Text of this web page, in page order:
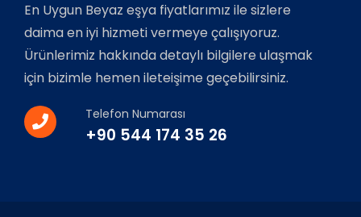
En Uygun Beyaz eşya fiyatlarımız ile sizlere
daima en iyi hizmeti vermeye çalışıyoruz.
Ürünlerimiz hakkında detaylı bilgilere ulaşmak
için bizimle hemen ileteişime geçebilirsiniz.
Telefon Numarası
+90 544 174 35 26